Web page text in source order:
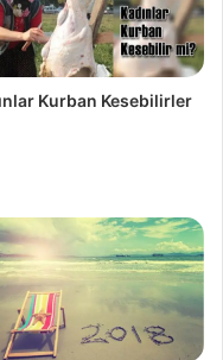
Kurban Kesebilirler